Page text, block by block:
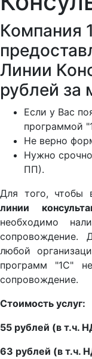
Компания
Линии
рублей за
Если у Вас
программой
Не верно
Нужно
ПП).
Для того, чтобы
линии
необходимо
любой
программ "1С"
сопровождение.
Стоимость услуг:
55 рублей (в т.ч.
63 рублей (в т.ч.